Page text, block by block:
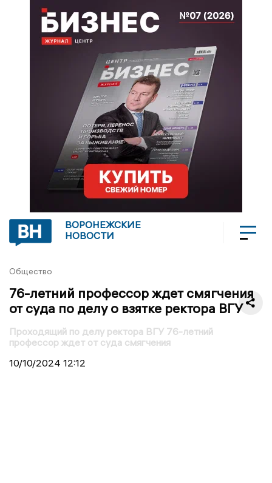
ВОРОНЕЖСКИЕ
НОВОСТИ
Общество
76-летний профессор ждет смягчения
от суда по делу о взятке ректора ВГУ
Проходящий по делу ректора ВГУ 76-летний
профессор ждет от суда смягчения
10/10/2024 12:12